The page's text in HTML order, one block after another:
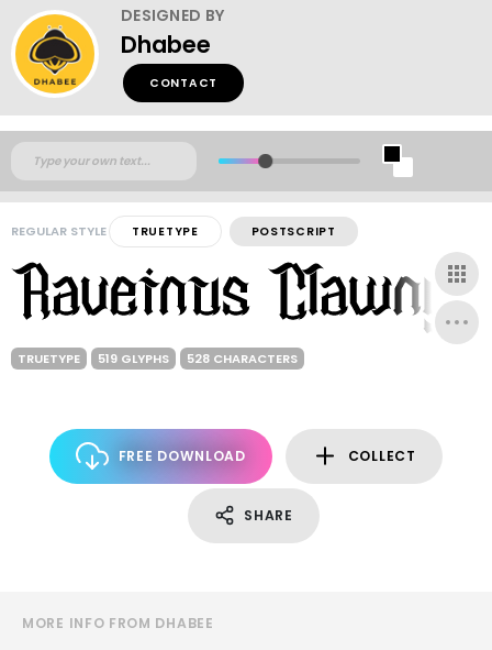
DESIGNED BY
Dhabee
CONTACT
REGULAR STYLE TRUETYPE POSTSCRIPT
TRUETYPE 519 GLYPHS 528 CHARACTERS
FREE DOWNLOAD COLLECT
SHARE
MORE INFO FROM DHABEE